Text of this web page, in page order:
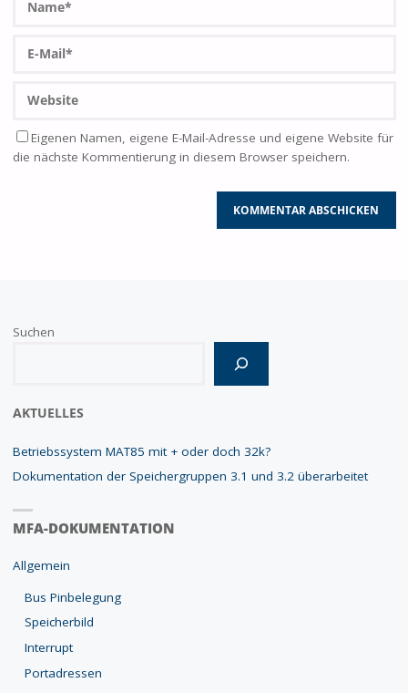
Eigenen Namen, eigene E-Mail-Adresse und eigene Website für
die nächste Kommentierung in diesem Browser speichern.
Suchen
AKTUELLES
Betriebssystem MAT85 mit + oder doch 32k?
Dokumentation der Speichergruppen 3.1 und 3.2 überarbeitet
MFA-DOKUMENTATION
Allgemein
Bus Pinbelegung
Speicherbild
Interrupt
Portadressen